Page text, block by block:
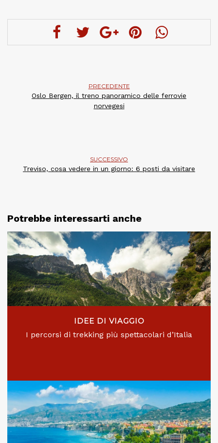
PRECEDENTE
Oslo Bergen, il treno panoramico delle ferrovie
norvegesi
SUCCESSIVO
Treviso, cosa vedere in un giorno: 6 posti da visitare
Potrebbe interessarti anche
IDEE DI VIAGGIO
I percorsi di trekking più spettacolari d’Italia